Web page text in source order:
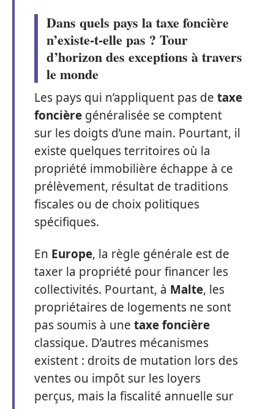
Dans quels pays la taxe foncière
n’existe-t-elle pas ? Tour
d’horizon des exceptions à travers
le monde
Les pays qui n’appliquent pas de taxe
foncière généralisée se comptent
sur les doigts d’une main. Pourtant, il
existe quelques territoires où la
propriété immobilière échappe à ce
prélèvement, résultat de traditions
fiscales ou de choix politiques
spécifiques.
En Europe, la règle générale est de
taxer la propriété pour financer les
collectivités. Pourtant, à Malte, les
propriétaires de logements ne sont
pas soumis à une taxe foncière
classique. D’autres mécanismes
existent : droits de mutation lors des
ventes ou impôt sur les loyers
perçus, mais la fiscalité annuelle sur